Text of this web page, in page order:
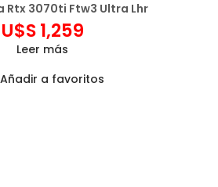
Rtx 3070ti Ftw3 Ultra Lhr
U$S1,259
Leer más
Añadir a favoritos